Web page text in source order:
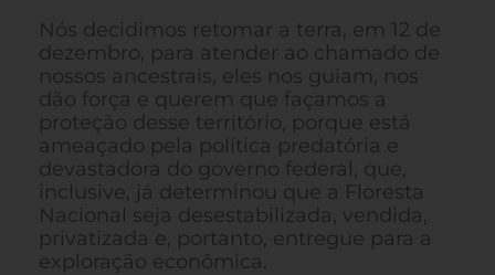
Nós decidimos retomar a terra, em 12 de
dezembro, para atender ao chamado de
nossos ancestrais, eles nos guiam, nos
dão força e querem que façamos a
proteção desse território, porque está
ameaçado pela política predatória e
devastadora do governo federal, que,
inclusive, já determinou que a Floresta
Nacional seja desestabilizada, vendida,
privatizada e, portanto, entregue para a
exploração econômica.